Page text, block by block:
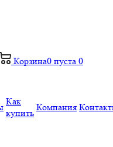
Корзина0 пуста 0
Как
купить
Компания